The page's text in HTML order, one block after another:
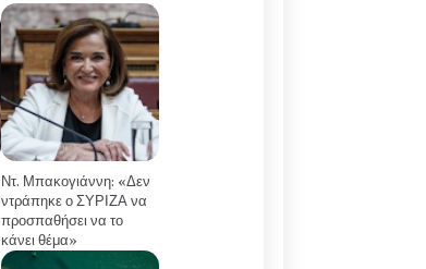
Ντ. Μπακογιάννη: «Δεν
ντράπηκε ο ΣΥΡΙΖΑ να
προσπαθήσει να το
κάνει θέμα»